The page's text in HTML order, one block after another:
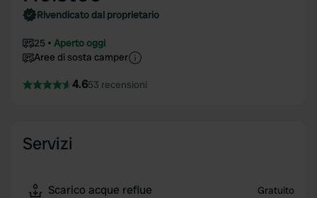
Rivendicato dal proprietario
25
Aperto oggi
Aree di sosta camper
4.653 recensioni
Servizi
Scarico acque reflue Gratuito